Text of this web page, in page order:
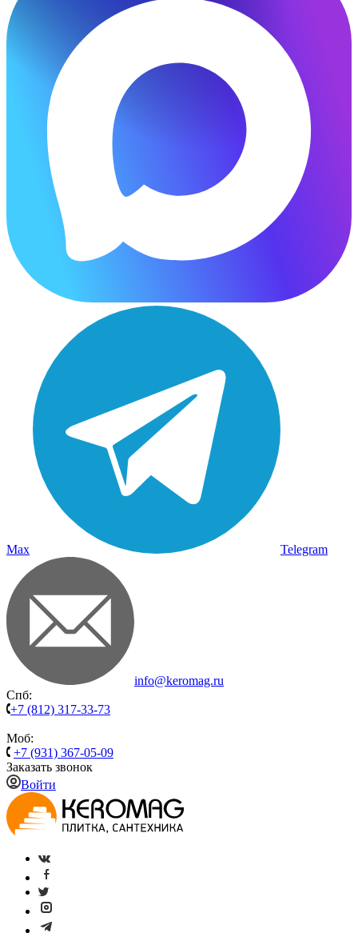
Max Telegram
info@keromag.ru
Спб:
+7 (812) 317-33-73
Моб:
+7 (931) 367-05-09
Заказать звонок
Войти